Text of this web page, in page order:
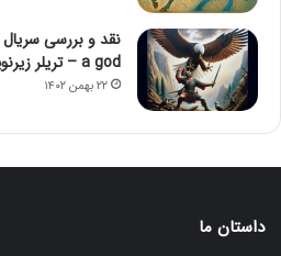
a god – تریلر زیرنویس فارسی
۲۲ بهمن ۱۴۰۲
داستان ما